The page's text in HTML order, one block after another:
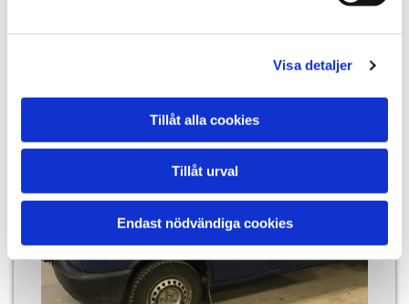
Visa detaljer
Tillåt alla cookies
Tillåt urval
Endast nödvändiga cookies